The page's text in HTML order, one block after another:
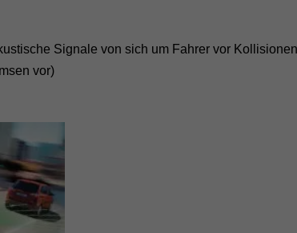
Signale von sich um Fahrer vor
vor)